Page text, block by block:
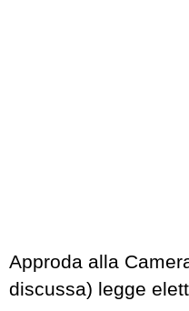
Approda alla
discussa) legge